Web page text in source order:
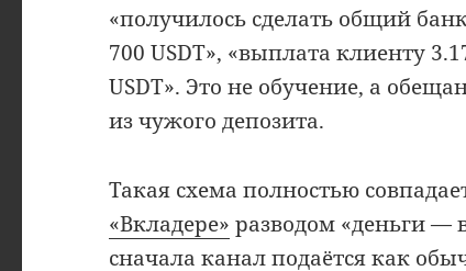
«получилось сделать общий
700 USDT», «выплата клиенту
USDT». Это не обучение, а
из чужого депозита.
Такая схема полностью
«Вкладере» разводом «деньги
сначала канал подаётся как